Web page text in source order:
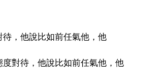
，他說比如前任氣他，他
對待，他說比如前任氣他，他